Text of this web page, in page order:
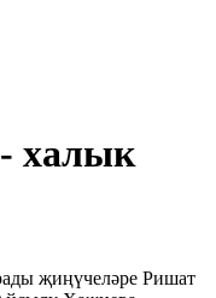
халык
җиңүчеләре Ришат